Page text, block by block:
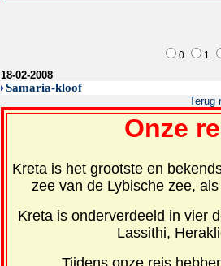
0 1
18-02-2008
Samaria-kloof
Terug
Onze
Kreta is het grootste en
zee van de Lybische zee,
Kreta is onderverdeeld in vier
Lassithi,